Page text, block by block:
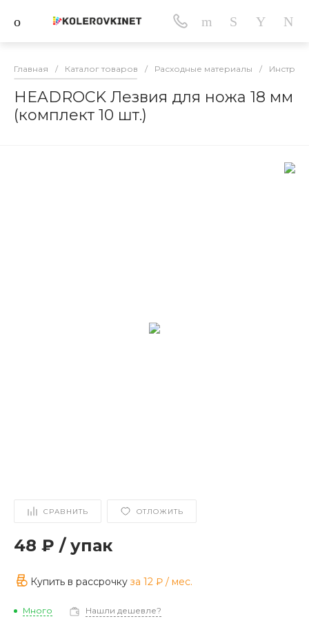
Главная / Каталог товаров / Расходные материалы /
HEADROCK Лезвия для ножа 18 мм
(комплект 10 шт.)
СРАВНИТЬ ОТЛОЖИТЬ
48 ₽ / упак
Купить в рассрочку за 12 ₽ / мес.
Много Нашли дешевле?